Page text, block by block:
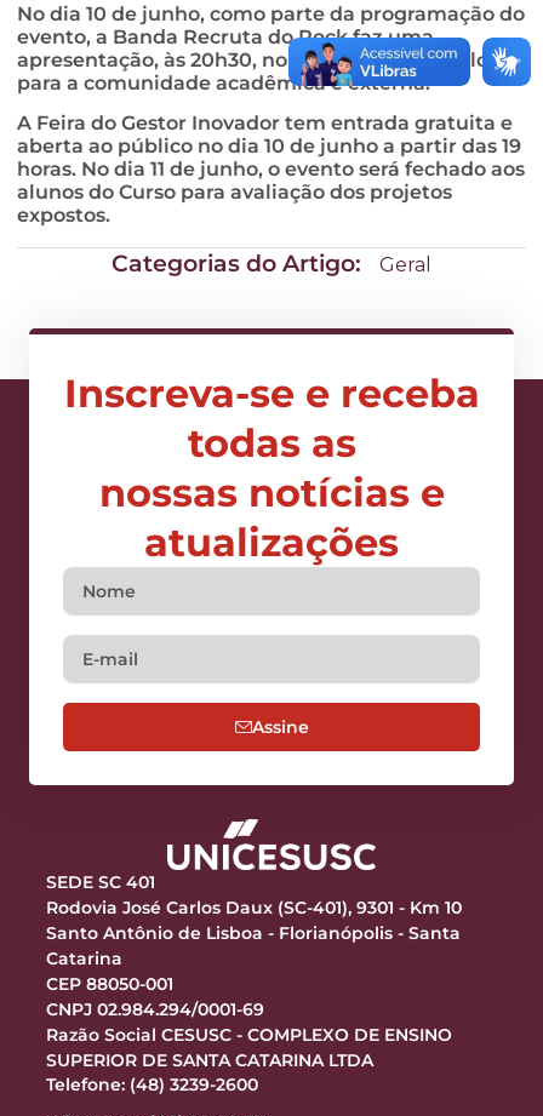
No dia 10 de junho, como parte da programação do
evento, a Banda Recruta do Rock faz uma
apresentação, às 20h30, no horário do intervalo,
para a comunidade acadêmica e externa.
A Feira do Gestor Inovador tem entrada gratuita e
aberta ao público no dia 10 de junho a partir das 19
horas. No dia 11 de junho, o evento será fechado aos
alunos do Curso para avaliação dos projetos
expostos.
Categorias do Artigo: Geral
Inscreva-se e receba
todas as
nossas notícias e
atualizações
Assine
SEDE SC 401
Rodovia José Carlos Daux (SC-401), 9301 - Km 10
Santo Antônio de Lisboa - Florianópolis - Santa
Catarina
CEP 88050-001
CNPJ 02.984.294/0001-69
Razão Social CESUSC - COMPLEXO DE ENSINO
SUPERIOR DE SANTA CATARINA LTDA
Telefone: (48) 3239-2600